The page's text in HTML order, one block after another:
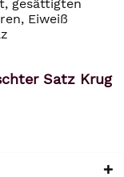
gesättigten
Eiweiß
Satz Krug